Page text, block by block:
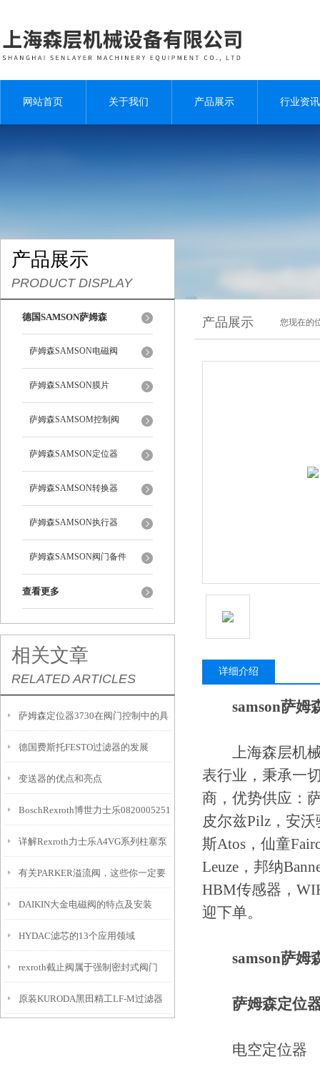
网站首页 关于我们 产品展示 行业资讯
产品展示
PRODUCT DISPLAY
德国SAMSON萨姆森
萨姆森SAMSON电磁阀
萨姆森SAMSON膜片
萨姆森SAMSOM控制阀
萨姆森SAMSON定位器
萨姆森SAMSON转换器
萨姆森SAMSON执行器
萨姆森SAMSON阀门备件
查看更多
相关文章
RELATED ARTICLES
萨姆森定位器3730在阀门控制中的具
体应用有哪些？
德国费斯托FESTO过滤器的发展
变送器的优点和亮点
BoschRexroth博世力士乐0820005251
型号
详解Rexroth力士乐A4VG系列柱塞泵
EP控制原理
有关PARKER溢流阀，这些你一定要
知道
DAIKIN大金电磁阀的特点及安装
HYDAC滤芯的13个应用领域
rexroth截止阀属于强制密封式阀门
原装KURODA黑田精工LF-M过滤器
产品展示 您现在的
详细介绍
samson萨姆
上海森层机械
表行业，秉承一
商，优势供应：
皮尔兹Pilz，安
斯Atos，仙童
Leuze，邦纳
HBM传感器，
迎下单。
samson萨姆
萨姆森定位
电空定位器